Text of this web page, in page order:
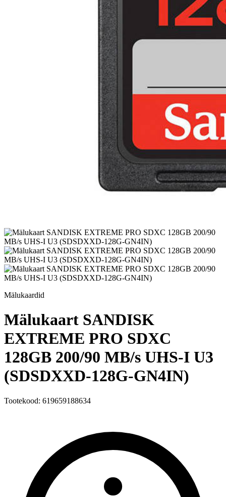
Mälukaardid
Mälukaart SANDISK
EXTREME PRO SDXC
128GB 200/90 MB/s UHS-I U3
(SDSDXXD-128G-GN4IN)
Tootekood: 619659188634